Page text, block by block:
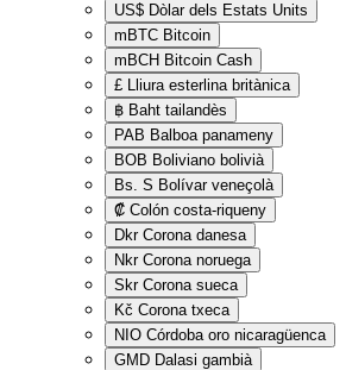
US$ Dòlar dels Estats Units
mBTC Bitcoin
mBCH Bitcoin Cash
£ Lliura esterlina britànica
฿ Baht tailandès
PAB Balboa panameny
BOB Boliviano bolivià
Bs. S Bolívar veneçolà
₡ Colón costa-riqueny
Dkr Corona danesa
Nkr Corona noruega
Skr Corona sueca
Kč Corona txeca
NIO Córdoba oro nicaragüenca
GMD Dalasi gambià